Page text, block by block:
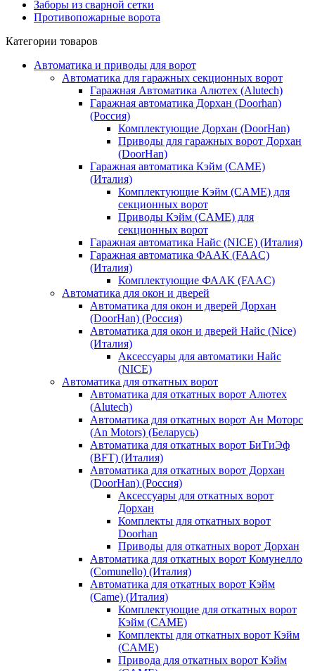
Заборы из сварной сетки
Противопожарные ворота
Категории товаров
Автоматика и приводы для ворот
Автоматика для гаражных секционных ворот
Гаражная Автоматика Алютех (Alutech)
Гаражная автоматика Дорхан (Doorhan)
(Россия)
Комплектующие Дорхан (DoorHan)
Приводы для гаражных ворот Дорхан
(DoorHan)
Гаражная автоматика Кэйм (CAME)
(Италия)
Комплектующие Кэйм (CAME) для
секционных ворот
Приводы Кэйм (CAME) для
секционных ворот
Гаражная автоматика Найс (NICE) (Италия)
Гаражная автоматика ФААК (FAAC)
(Италия)
Комплектующие ФААК (FAAC)
Автоматика для окон и дверей
Автоматика для окон и дверей Дорхан
(DoorHan) (Россия)
Автоматика для окон и дверей Найс (Nice)
(Италия)
Аксессуары для автоматики Найс
(NICE)
Автоматика для откатных ворот
Автоматика для откатных ворот Алютех
(Alutech)
Автоматика для откатных ворот Ан Моторс
(An Motors) (Беларусь)
Автоматика для откатных ворот БиТиЭф
(BFT) (Италия)
Автоматика для откатных ворот Дорхан
(DoorHan) (Россия)
Аксессуары для откатных ворот
Дорхан
Комплекты для откатных ворот
Doorhan
Приводы для откатных ворот Дорхан
Автоматика для откатных ворот Комунелло
(Comunello) (Италия)
Автоматика для откатных ворот Кэйм
(Came) (Италия)
Комплектующие для откатных ворот
Кэйм (CAME)
Комплекты для откатных ворот Кэйм
(CAME)
Привода для откатных ворот Кэйм